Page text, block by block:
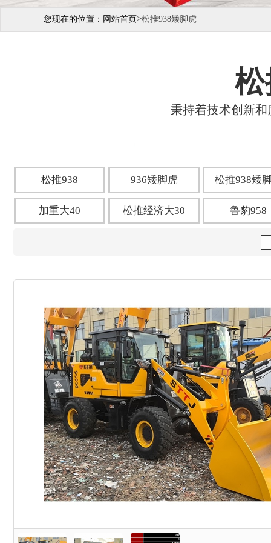
您现在的位置： 网站首页>松推938矮脚虎
秉持着技术创新
松推938 936矮脚虎 松推938矮
加重大40 松推经济大30 鲁豹958